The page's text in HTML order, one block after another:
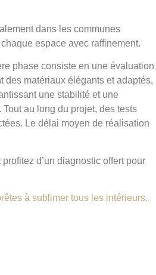
dans les communes
espace avec raffinement.
phase consiste en une évaluation
des matériaux élégants et adaptés,
une stabilité et une
au long du projet, des tests
Le délai moyen de réalisation
d’un diagnostic offert pour
à sublimer tous les intérieurs.